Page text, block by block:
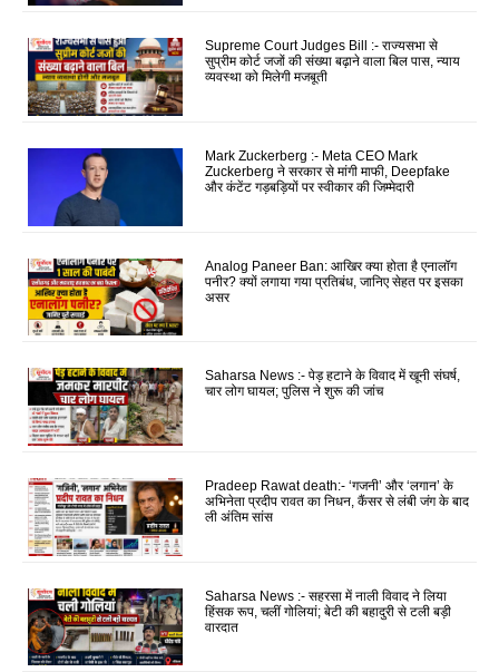
Supreme Court Judges Bill :- राज्यसभा से
सुप्रीम कोर्ट जजों की संख्या बढ़ाने वाला बिल पास, न्याय
व्यवस्था को मिलेगी मजबूती
Mark Zuckerberg :- Meta CEO Mark
Zuckerberg ने सरकार से मांगी माफी, Deepfake
और कंटेंट गड़बड़ियों पर स्वीकार की जिम्मेदारी
Analog Paneer Ban: आखिर क्या होता है एनालॉग
पनीर? क्यों लगाया गया प्रतिबंध, जानिए सेहत पर इसका
असर
Saharsa News :- पेड़ हटाने के विवाद में खूनी संघर्ष,
चार लोग घायल; पुलिस ने शुरू की जांच
Pradeep Rawat death:- ‘गजनी’ और ‘लगान’ के
अभिनेता प्रदीप रावत का निधन, कैंसर से लंबी जंग के बाद
ली अंतिम सांस
Saharsa News :- सहरसा में नाली विवाद ने लिया
हिंसक रूप, चलीं गोलियां; बेटी की बहादुरी से टली बड़ी
वारदात